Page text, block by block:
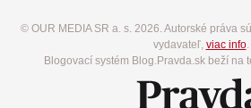
© OUR MEDIA SR a. s. 2026. Autorské práva
vydavateľ, viac info.
Blogovací systém Blog.Pravda.sk beží na